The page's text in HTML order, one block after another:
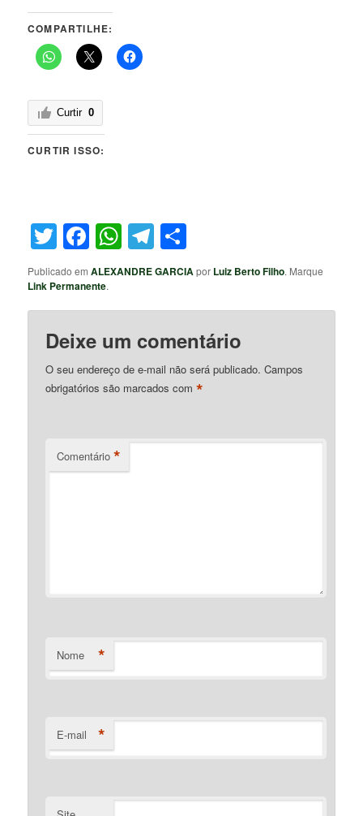
COMPARTILHE:
Curtir 0
CURTIR ISSO:
Twitter
Facebook
WhatsApp
Telegram
Publicado emALEXANDRE GARCIApor Luiz Berto Filho. Marque
Link Permanente.
Deixe um comentário
O seu endereço de e-mail não será publicado. Campos
obrigatórios são marcados com*
Comentário *
Nome *
E-mail *